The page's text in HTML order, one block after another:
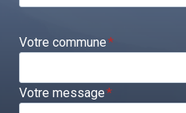
Votre commune*
Votre message*